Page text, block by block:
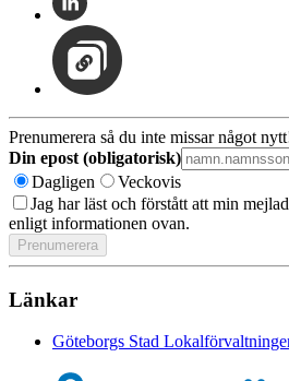
Prenumerera så du inte missar något
Din epost (obligatorisk)
Dagligen
Veckovis
Jag har läst och förstått att min
enligt informationen ovan.
Länkar
Göteborgs Stad